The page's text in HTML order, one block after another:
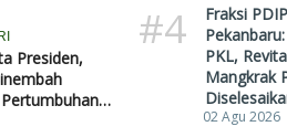
Presiden,
#4
Fraksi
PKL,
Mangkrak
02 Agu 2026